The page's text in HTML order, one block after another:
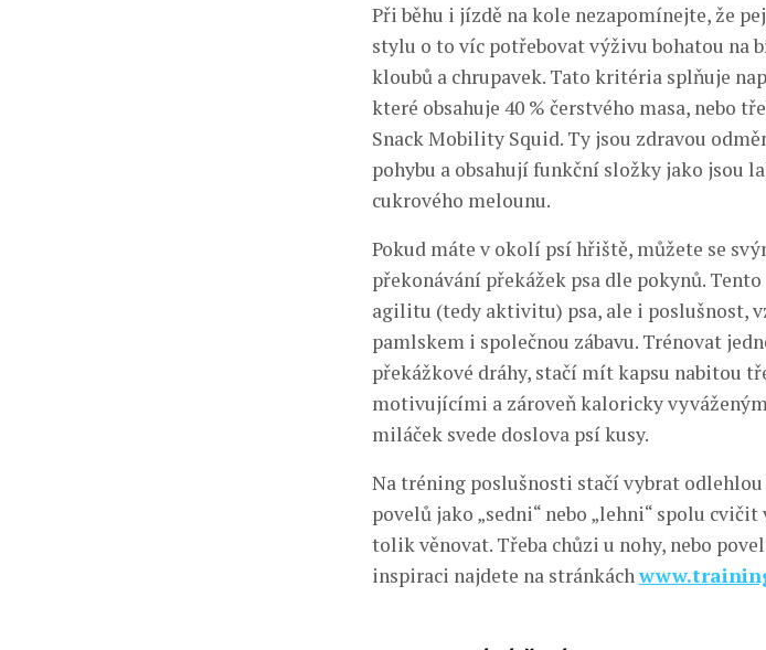
Při běhu i jízdě na kole nezapomínejte, že
stylu o to víc potřebovat výživu bohatou na
kloubů a chrupavek. Tato kritéria splňuje
které obsahuje 40 % čerstvého masa, nebo
Snack Mobility Squid. Ty jsou zdravou
pohybu a obsahují funkční složky jako jsou
cukrového melounu.
Pokud máte v okolí psí hřiště, můžete se
překonávání překážek psa dle pokynů.
agilitu (tedy aktivitu) psa, ale i poslušnost,
pamlskem i společnou zábavu. Trénovat
překážkové dráhy, stačí mít kapsu nabitou
motivujícími a zároveň kaloricky
miláček svede doslova psí kusy.
Na tréning poslušnosti stačí vybrat
povelů jako „sedni“ nebo „lehni“ spolu
tolik věnovat. Třeba chůzi u nohy, nebo povel
inspiraci najdete na stránkách